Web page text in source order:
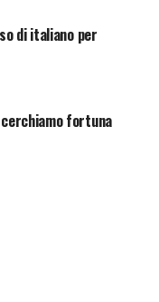
di italiano per
fortuna